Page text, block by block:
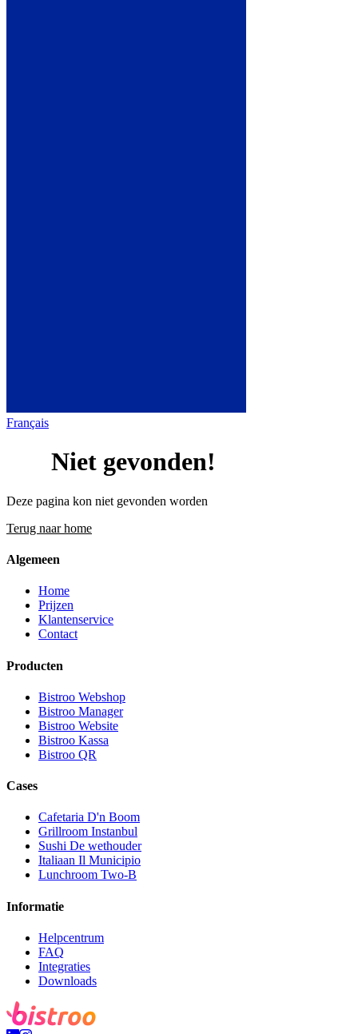
Français
Niet gevonden!
Deze pagina kon niet gevonden worden
Terug naar home
Algemeen
Home
Prijzen
Klantenservice
Contact
Producten
Bistroo Webshop
Bistroo Manager
Bistroo Website
Bistroo Kassa
Bistroo QR
Cases
Cafetaria D'n Boom
Grillroom Instanbul
Sushi De wethouder
Italiaan Il Municipio
Lunchroom Two-B
Informatie
Helpcentrum
FAQ
Integraties
Downloads